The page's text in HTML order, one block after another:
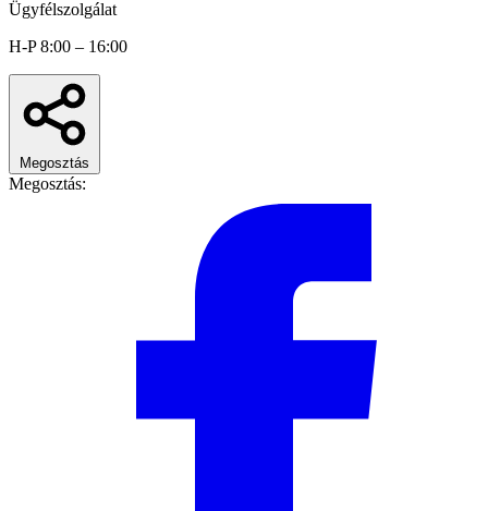
Ügyfélszolgálat
H-P 8:00 – 16:00
Megosztás
Megosztás: